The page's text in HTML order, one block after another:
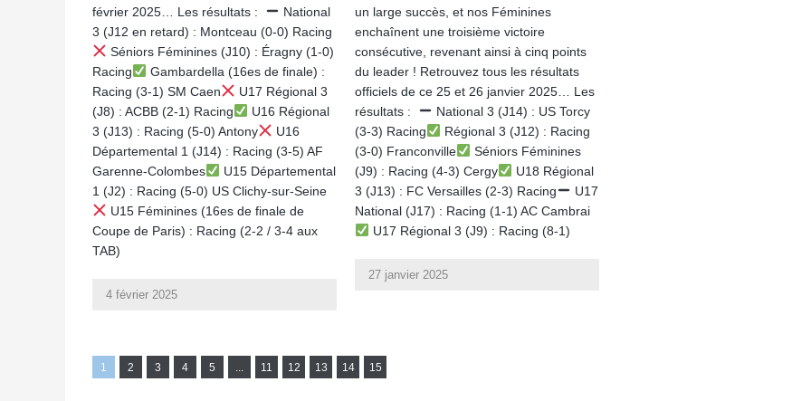
février 2025… Les résultats :
National
3 (J12 en retard) : Montceau (0-0) Racing
Séniors Féminines (J10) : Éragny (1-0)
Racing
Gambardella (16es de finale) :
Racing (3-1) SM Caen
U17 Régional 3
(J8) : ACBB (2-1) Racing
U16 Régional
3 (J13) : Racing (5-0) Antony
U16
Départemental 1 (J14) : Racing (3-5) AF
Garenne-Colombes
U15 Départemental
1 (J2) : Racing (5-0) US Clichy-sur-Seine
U15 Féminines (16es de finale de
Coupe de Paris) : Racing (2-2 / 3-4 aux
TAB)
4 février 2025
un large succès, et nos Féminines
enchaînent une troisième victoire
consécutive, revenant ainsi à cinq points
du leader ! Retrouvez tous les résultats
officiels de ce 25 et 26 janvier 2025… Les
résultats :
National 3 (J14) : US Torcy
(3-3) Racing
Régional 3 (J12) : Racing
(3-0) Franconville
Séniors Féminines
(J9) : Racing (4-3) Cergy
U18 Régional
3 (J13) : FC Versailles (2-3) Racing
U17
National (J17) : Racing (1-1) AC Cambrai
U17 Régional 3 (J9) : Racing (8-1)
27 janvier 2025
1 2 3 4 5 ... 11 12 13 14 15